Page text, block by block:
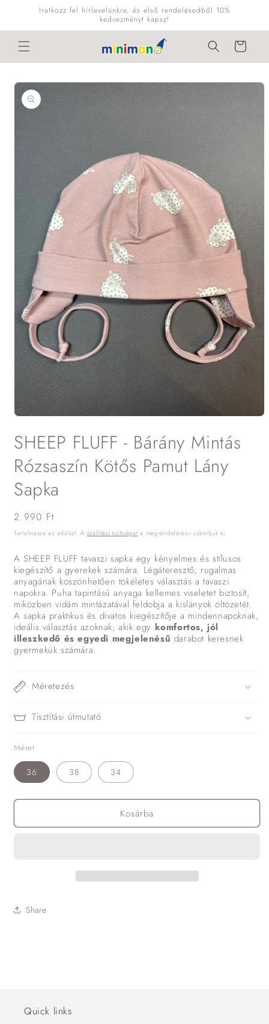
Ugrás aIratkozz fel hírlevelünkre, és első rendelésedből 10%
kedvezményt kapsz!
Kosár
Kihagyás, és
ugrás a
termékadatokra
megnyitása
a
párbeszédpanelen
SHEEP FLUFF - Bárány Mintás
Rózsaszín Kötős Pamut Lány
Sapka
Normál
ár
2.990 Ft
Tartalmazza az adókat. A szállítási költséget a megrendeléskor számítjuk ki.
A SHEEP FLUFF tavaszi sapka egy kényelmes és stílusos
kiegészítő a gyerekek számára. Légáteresztő, rugalmas
anyagának köszönhetően tökéletes választás a tavaszi
napokra. Puha tapintású anyaga kellemes viseletet biztosít,
miközben vidám mintázatával feldobja a kislányok öltözetét.
A sapka praktikus és divatos kiegészítője a mindennapoknak,
ideális választás azoknak, akik egy komfortos, jól
illeszkedő és egyedi megjelenésű darabot keresnek
gyermekük számára.
Méretezés
Tisztítási útmutató
Méret
36 38 34
Kosárba
Share
Quick links